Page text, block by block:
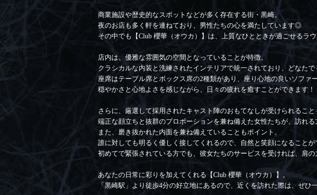
商業施設や歴史的なスポットなどが多く存在する街・黒崎。
夜のお店も多く軒を連ねており、男性たちの心を満たしています◎
その中でも【Club 櫻華（オウカ）】は、上質なひとときが過ごせるラ
店内は、優雅な雰囲気の空間となっていることが特徴。
クラシカルな内装と洗練されたインテリアで統一されており、どなた
座席はテーブル席とボックス席の2種類があり、座り心地の良いソファ
穏やかさと心地よさを感じながら、日々の疲れを癒すことができます！
さらに、厳選して採用されたキャスト陣のおもてなしが受けられること
端正な顔立ちと抜群のプロポーションを兼ね備えた女性たちが、訪れ
また、磨き抜かれた内面を兼ね備えていることもポイント。
誰に対しても明るく優しく接してくれるので、自然と笑顔になること
初めてで緊張されている方でも、彼女たちのサービスを受ければ、肩の
あなたの日常に彩りを加えてくれる【Club 櫻華（オウカ）】。
「黒崎駅」より徒歩4分の好立地にあるので、近くを訪れた際は、ぜひ